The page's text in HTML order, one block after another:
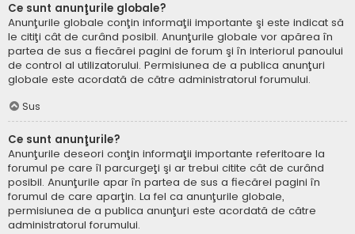
Ce sunt anunţurile globale?
Anunţurile globale conţin informaţii importante şi este indicat să
le citiţi cât de curând posibil. Anunţurile globale vor apărea în
partea de sus a fiecărei pagini de forum şi în interiorul panoului
de control al utilizatorului. Permisiunea de a publica anunţuri
globale este acordată de către administratorul forumului.
Sus
Ce sunt anunţurile?
Anunţurile deseori conţin informaţii importante referitoare la
forumul pe care îl parcurgeţi şi ar trebui citite cât de curând
posibil. Anunţurile apar în partea de sus a fiecărei pagini în
forumul de care aparţin. La fel ca anunţurile globale,
permisiunea de a publica anunţuri este acordată de către
administratorul forumului.